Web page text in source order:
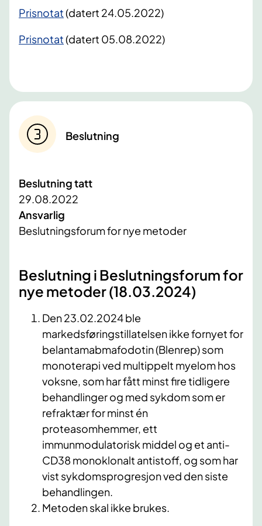
Prisnotat(datert 24.05.2022)
Prisnotat(datert 05.08.2022)
Beslutning
Beslutning tatt
29.08.2022
Ansvarlig
Beslutningsforum for nye metoder
​Beslutning i Beslutningsforum for
nye metoder (18.03.2024)
Den 23.02.2024 ble
markedsføringstillatelsen ikke fornyet for
belantamabmafodotin (Blenrep) som
monoterapi ved multippelt myelom hos
voksne, som har fått minst fire tidligere
behandlinger og med sykdom som er
refraktær for minst én
proteasomhemmer, ett
immunmodulatorisk middel og et anti-
CD38 monoklonalt antistoff, og som har
vist sykdomsprogresjon ved den siste
behandlingen.
Metoden skal ikke brukes.